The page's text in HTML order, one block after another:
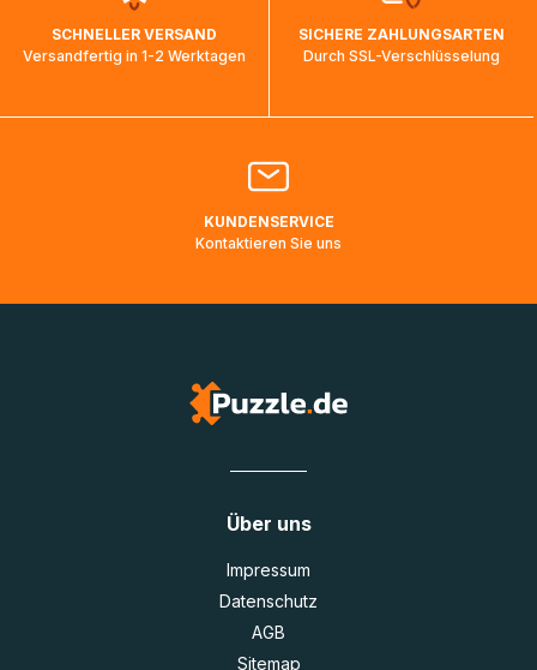
ankommen und von der dortigen Zustellorganisation weiter
bearbeitet werden.
Bitte kontaktieren Sie denKundenservicefalls Ihr Paket
Lieferadressen in Deutschland oder Europa mehrere Tage
SCHNELLER VERSAND
Versandfertig in 1-2 Werktagen
SICHERE ZAHLUNGSARTEN
Durch SSL-Verschlüsselung
KUNDENSERVICE
Kontaktieren Sie uns
Über uns
Impressum
Datenschutz
AGB
Sitemap